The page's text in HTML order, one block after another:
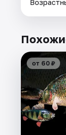
от 60 ₽